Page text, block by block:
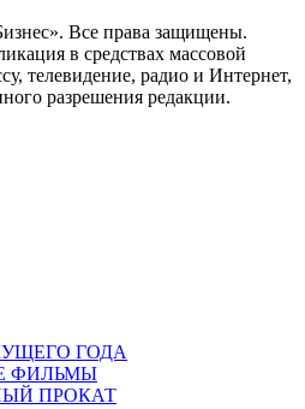
Все права защищены.
в средствах массовой
телевидение, радио и Интернет,
разрешения редакции.
ГОДА
ФИЛЬМЫ
ПРОКАТ